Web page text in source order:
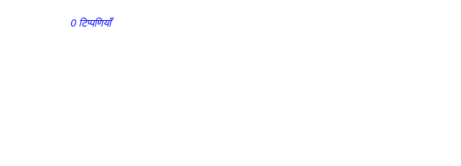
0 टिप्पणियाँ